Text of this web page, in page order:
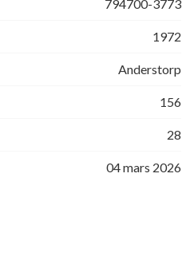
794700-3773
1972
Anderstorp
156
28
04 mars 2026